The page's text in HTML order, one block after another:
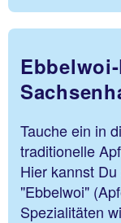
Tauche ein in
traditionelle
Hier kannst
"Ebbelwoi"
Spezialitäten